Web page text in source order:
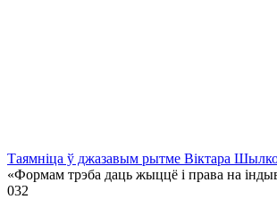
Таямніца ў джазавым рытме Віктара
«Формам трэба даць жыццё і права на
032